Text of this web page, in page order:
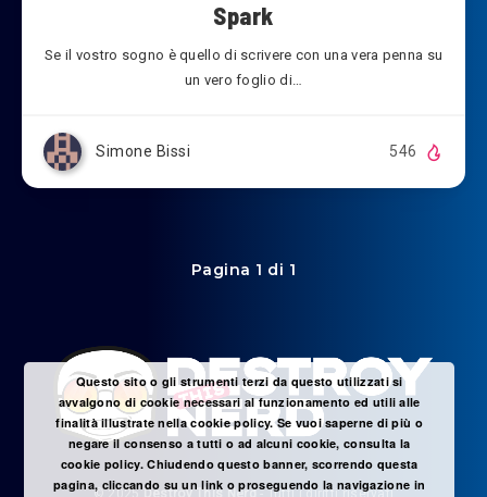
Spark
Se il vostro sogno è quello di scrivere con una vera penna su
un vero foglio di…
Simone Bissi 546
Pagina 1 di 1
© 2025 Destroy This Nerd- Tutti i diritti riservati
Questo sito o gli strumenti terzi da questo utilizzati si
avvalgono di cookie necessari al funzionamento ed utili alle
finalità illustrate nella cookie policy. Se vuoi saperne di più o
negare il consenso a tutti o ad alcuni cookie, consulta la
cookie policy. Chiudendo questo banner, scorrendo questa
pagina, cliccando su un link o proseguendo la navigazione in